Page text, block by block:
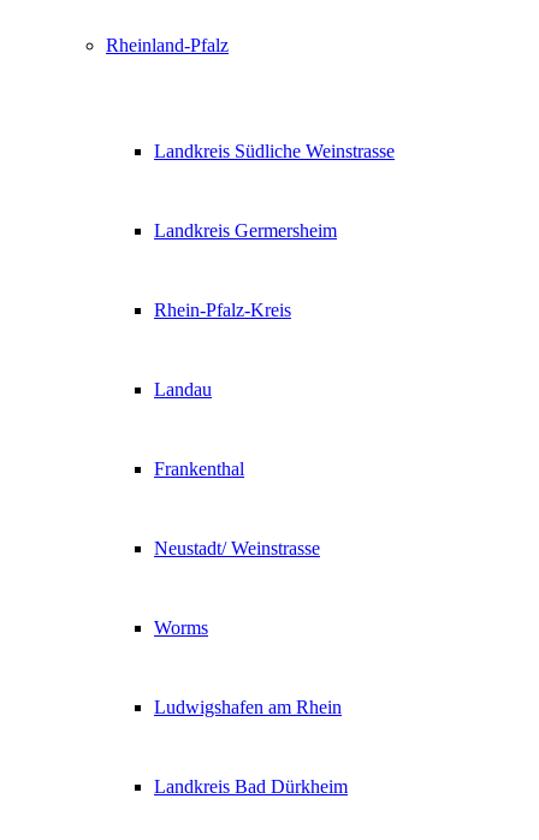
Rheinland-Pfalz
Landkreis Südliche Weinstrasse
Landkreis Germersheim
Rhein-Pfalz-Kreis
Landau
Frankenthal
Neustadt/ Weinstrasse
Worms
Ludwigshafen am Rhein
Landkreis Bad Dürkheim